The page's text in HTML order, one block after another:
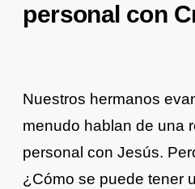
personal con
Nuestros hermanos
menudo hablan de una
personal con Jesús.
¿Cómo se puede tener